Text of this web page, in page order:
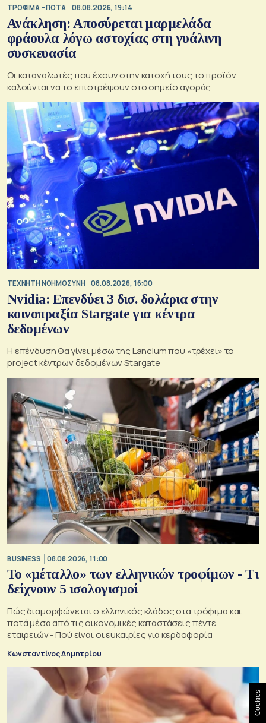
ΤΡΟΦΙΜΑ – ΠΟΤΑ 08.08.2026, 19:14
Ανάκληση: Αποσύρεται μαρμελάδα
φράουλα λόγω αστοχίας στη γυάλινη
συσκευασία
Οι καταναλωτές που έχουν στην κατοχή τους το προϊόν
καλούνται να το επιστρέψουν στο σημείο αγοράς
TΕΧΝΗΤΗ ΝΟΗΜΟΣΥΝΗ 08.08.2026, 16:00
Nvidia: Επενδύει 3 δισ. δολάρια στην
κοινοπραξία Stargate για κέντρα
δεδομένων
Η επένδυση θα γίνει μέσω της Lancium που «τρέχει» το
project κέντρων δεδομένων Stargate
BUSINESS 08.08.2026, 11:00
Το «μέταλλο» των ελληνικών τροφίμων - Τι
δείχνουν 5 ισολογισμοί
Πώς διαμορφώνεται ο ελληνικός κλάδος στα τρόφιμα και
ποτά μέσα από τις οικονομικές καταστάσεις πέντε
εταιρειών - Πού είναι οι ευκαιρίες για κερδοφορία
Κωνσταντίνος Δημητρίου
Cookies